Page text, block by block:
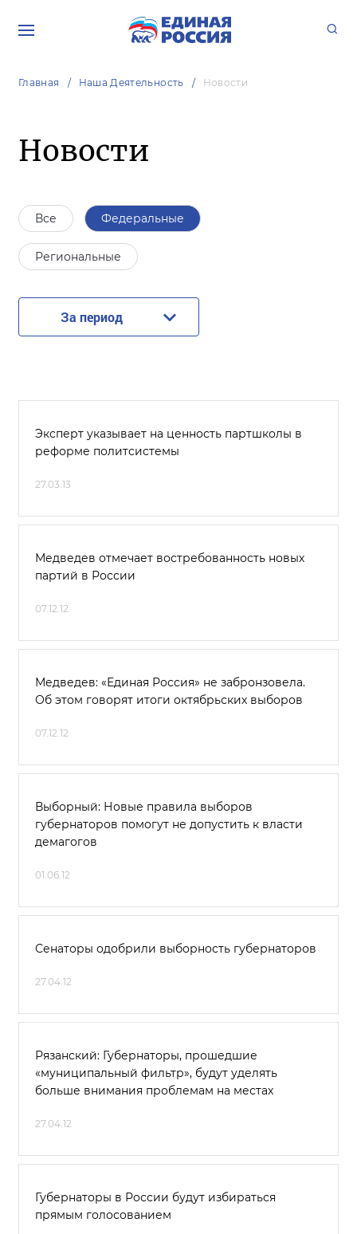
Главная Наша Деятельность Новости
Новости
Все Федеральные
Региональные
За период
Эксперт указывает на ценность партшколы в
реформе политсистемы
27.03.13
Медведев отмечает востребованность новых
партий в России
07.12.12
Медведев: «Единая Россия» не забронзовела.
Об этом говорят итоги октябрьских выборов
07.12.12
Выборный: Новые правила выборов
губернаторов помогут не допустить к власти
демагогов
01.06.12
Сенаторы одобрили выборность губернаторов
27.04.12
Рязанский: Губернаторы, прошедшие
«муниципальный фильтр», будут уделять
больше внимания проблемам на местах
27.04.12
Губернаторы в России будут избираться
прямым голосованием